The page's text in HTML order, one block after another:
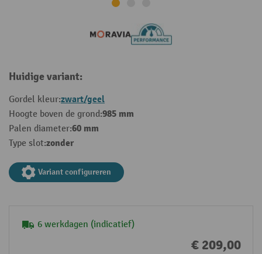
Huidige variant:
Gordel kleur:zwart/geel
Hoogte boven de grond:985 mm
Palen diameter:60 mm
Type slot:zonder
Variant configureren
6 werkdagen (indicatief)
€ 209,00